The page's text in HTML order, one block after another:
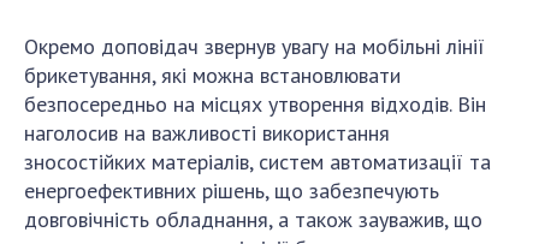
Окремо доповідач звернув увагу на мобільні лінії
брикетування, які можна встановлювати
безпосередньо на місцях утворення відходів. Він
наголосив на важливості використання
зносостійких матеріалів, систем автоматизації та
енергоефективних рішень, що забезпечують
довговічність обладнання, а також зауважив, що